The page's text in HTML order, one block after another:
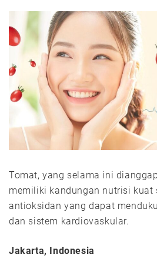
Tomat, yang selama ini
memiliki kandungan nutrisi kuat
antioksidan yang dapat
dan sistem kardiovaskular.
Jakarta, Indonesia